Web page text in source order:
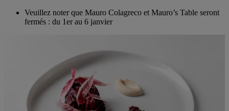
Veuillez noter que Mauro Colagreco et Mauro’s Table seront
fermés : du 1er au 6 janvier